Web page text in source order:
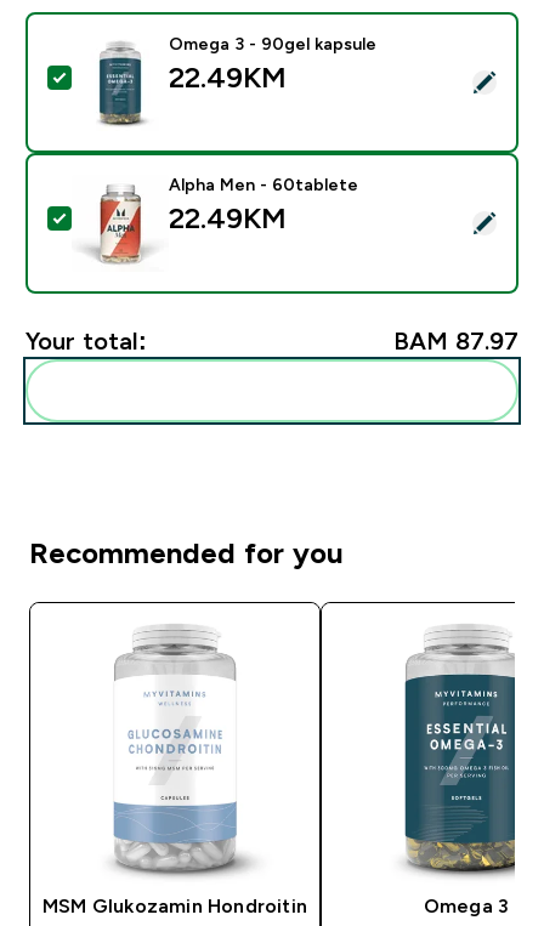
Select this product - Omega 3 - 90gel kapsule
Omega 3 - 90gel kapsule
22.49KM‎
Select this product - Alpha Men - 60tablete
Alpha Men - 60tablete
22.49KM‎
Your total: BAM 87.97‎
Recommended for you
MSM Glukozamin Hondroitin Omega 3